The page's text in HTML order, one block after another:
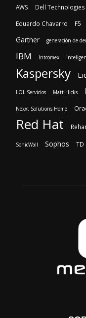
AWS Dell Technologies
Eduardo Chavarro F5
Gartner generación de
IBM Intcomex
Kaspersky
LOL Servicios Matt Hicks
Nexxt Solutions Home
Red Hat
SonicWall Sophos TD